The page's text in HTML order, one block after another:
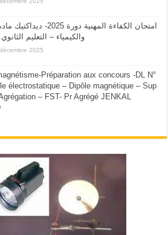
امتحان الكفاءة المهنية دورة 2025-
والكيمياء – التعليم
2025
Préparation aux concours -DL N°
électrostatique – Dipôle magnétique – Sup
– FST- Pr Agrégé JENKAL